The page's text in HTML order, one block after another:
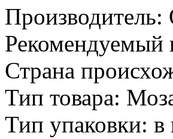
Рекомендуемый
Страна
Тип товара:
Тип упаковки: в